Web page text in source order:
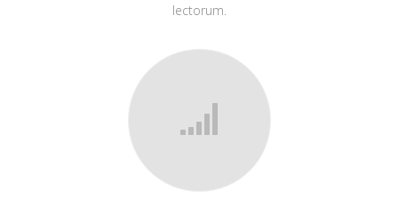
lectorum.